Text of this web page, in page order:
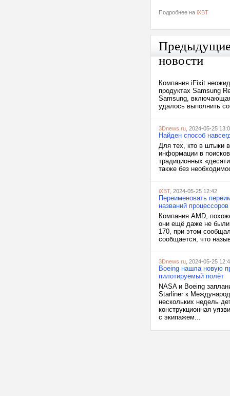
Подробнее на iXBT
новости
Компания iFixit
продуктах Samsung
Samsung,
удалось выполнить
3Dnews.ru , 2024-05-25
Найден способ
Для тех, кто в штыки
информации в
традиционных
также без
iXBT, 2024-05-25 12:42
Переименовать
названий
Компания AMD,
они ещё даже не
170, при этом
сообщается, что
3Dnews.ru , 2024-05-25
Boeing нашла новую
пилотируемый полёт
NASA и Boeing
Starliner к
нескольких недель
конструкционная
с экипажем...